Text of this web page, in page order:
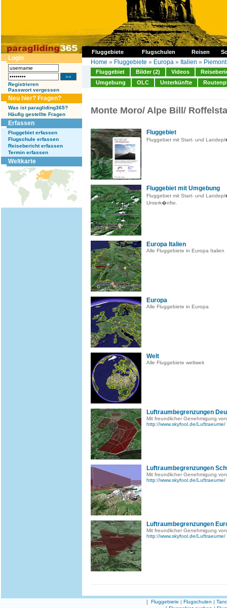
Fluggebiete Flugschulen Reisen
Login
Registrieren
Passwort vergessen
Neu hier? Fragen?
Was ist paragliding365?
Häufig gestellte Fragen
Erfassen
Fluggebiet erfassen
Flugschule erfassen
Reisebericht erfassen
Termin erfassen
Weltkarte
Home » Fluggebiete » Europa » Italien » Piemont
Fluggebiet Bilder (2) Videos
Umgebung
OLC Unterkünfte
Monte Moro/ Alpe Bill/
Fluggebiet
Fluggebiet mit Start- und
Fluggebiet mit Umgebung
Fluggebiet mit Start- und
Unterk�nfte.
Europa Italien
Alle Fluggebiete in Europa Italien
Europa
Alle Fluggebiete in Europa
Welt
Alle Fluggebiete weltweit
Luftraumbegrenzungen
Mit freundlicher Genehmigung
http://www.skyfool.de/Luftraeume/
Luftraumbegrenzungen
Mit freundlicher Genehmigung
http://www.skyfool.de/Luftraeume/
Luftraumbegrenzungen
Mit freundlicher Genehmigung
http://www.skyfool.de/Luftraeume/
[ Fluggebiete | Flugschulen |